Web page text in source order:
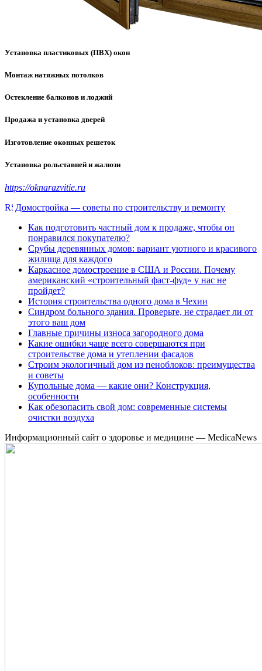
Установка пластиковых (ПВХ) окон
Монтаж натяжных потолков
Остекление балконов и лоджий
Продажа и установка дверей
Изготовление оконных решеток
Установка рольставней и жалюзи
https://oknarazvitie.ru
Домостройка — советы по строительству и ремонту
Как подготовить частный дом к продаже, чтобы он
понравился покупателю?
Срубы деревянных домов: вариант уютного и красивого
жилища для каждого
Каркасное домостроение в США и России. Почему
американский «строительный фаст-фуд» у нас не
пройдет?
История строительства одного дома в Чехии
Синдром больного здания. Проверьте, не страдает ли от
этого ваш дом
Главные причины износа загородного дома
Какие ошибки чаще всего совершаются при
строительстве дома и утеплении фасадов
Строим экологичный дом из пеноблоков: преимущества
и советы
Купольные дома — какие они? Конструкция,
особенности
Как обезопасить свой дом: современные системы
очистки воздуха
Информационный сайт о здоровье и медицине — MedicaNews